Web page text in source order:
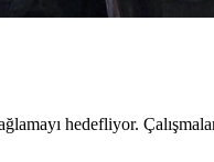
hedefliyor.